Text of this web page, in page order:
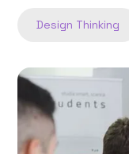
Design Thinking